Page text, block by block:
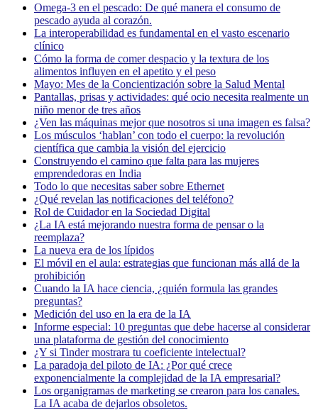
Omega-3 en el pescado: De qué manera el consumo de
pescado ayuda al corazón.
La interoperabilidad es fundamental en el vasto escenario
clínico
Cómo la forma de comer despacio y la textura de los
alimentos influyen en el apetito y el peso
Mayo: Mes de la Concientización sobre la Salud Mental
Pantallas, prisas y actividades: qué ocio necesita realmente un
niño menor de tres años
¿Ven las máquinas mejor que nosotros si una imagen es falsa?
Los músculos ‘hablan’ con todo el cuerpo: la revolución
científica que cambia la visión del ejercicio
Construyendo el camino que falta para las mujeres
emprendedoras en India
Todo lo que necesitas saber sobre Ethernet
¿Qué revelan las notificaciones del teléfono?
Rol de Cuidador en la Sociedad Digital
¿La IA está mejorando nuestra forma de pensar o la
reemplaza?
La nueva era de los lípidos
El móvil en el aula: estrategias que funcionan más allá de la
prohibición
Cuando la IA hace ciencia, ¿quién formula las grandes
preguntas?
Medición del uso en la era de la IA
Informe especial: 10 preguntas que debe hacerse al considerar
una plataforma de gestión del conocimiento
¿Y si Tinder mostrara tu coeficiente intelectual?
La paradoja del piloto de IA: ¿Por qué crece
exponencialmente la complejidad de la IA empresarial?
Los organigramas de marketing se crearon para los canales.
La IA acaba de dejarlos obsoletos.